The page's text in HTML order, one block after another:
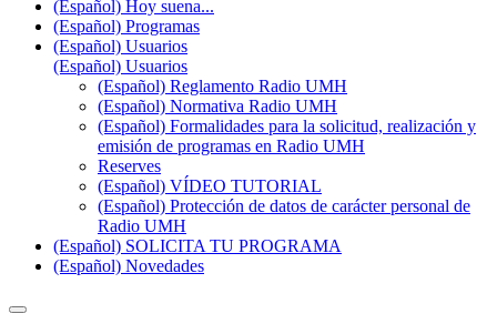
(Español) Hoy suena...
(Español) Programas
(Español) Usuarios
(Español) Usuarios
(Español) Reglamento Radio UMH
(Español) Normativa Radio UMH
(Español) Formalidades para la solicitud, realización y
emisión de programas en Radio UMH
Reserves
(Español) VÍDEO TUTORIAL
(Español) Protección de datos de carácter personal de
Radio UMH
(Español) SOLICITA TU PROGRAMA
(Español) Novedades